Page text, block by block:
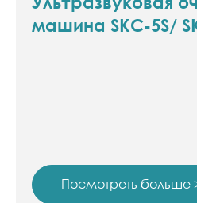
машина SKC-5S/
Посмотреть больше